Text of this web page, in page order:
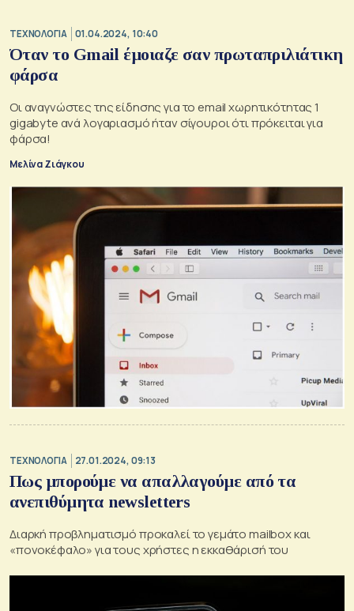
ΤΕΧΝΟΛΟΓΙΑ 01.04.2024, 10:40
Όταν το Gmail έμοιαζε σαν πρωταπριλιάτικη
φάρσα
Οι αναγνώστες της είδησης για το email χωρητικότητας 1
gigabyte ανά λογαριασμό ήταν σίγουροι ότι πρόκειται για
φάρσα!
Μελίνα Ζιάγκου
ΤΕΧΝΟΛΟΓΙΑ 27.01.2024, 09:13
Πως μπορούμε να απαλλαγούμε από τα
ανεπιθύμητα newsletters
Διαρκή προβληματισμό προκαλεί το γεμάτο mailbox και
«πονοκέφαλο» για τους χρήστες η εκκαθάρισή του